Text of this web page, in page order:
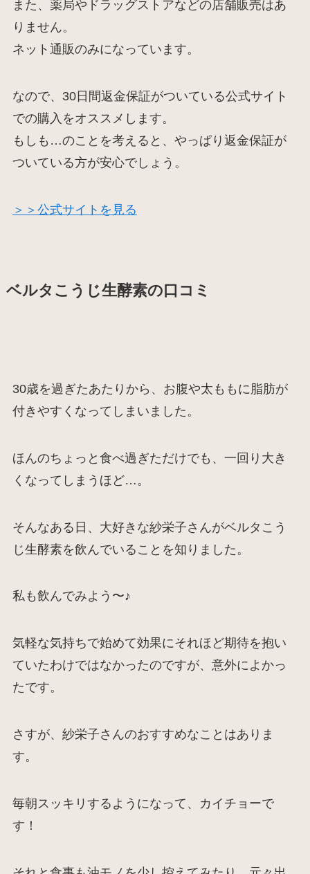
また、薬局やドラッグストアなどの店舗販売はあ
りません。
ネット通販のみになっています。
なので、30日間返金保証がついている公式サイト
での購入をオススメします。
もしも…のことを考えると、やっぱり返金保証が
ついている方が安心でしょう。
＞＞公式サイトを見る
ベルタこうじ生酵素の口コミ
30歳を過ぎたあたりから、お腹や太ももに脂肪が
付きやすくなってしまいました。
ほんのちょっと食べ過ぎただけでも、一回り大き
くなってしまうほど…。
そんなある日、大好きな紗栄子さんがベルタこう
じ生酵素を飲んでいることを知りました。
私も飲んでみよう〜♪
気軽な気持ちで始めて効果にそれほど期待を抱い
ていたわけではなかったのですが、意外によかっ
たです。
さすが、紗栄子さんのおすすめなことはありま
す。
毎朝スッキリするようになって、カイチョーで
す！